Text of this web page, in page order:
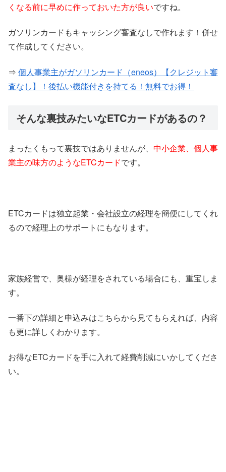
くなる前に早めに作っておいた方が良いですね。
ガソリンカードもキャッシング審査なしで作れます！併せ
て作成してください。
⇒ 個人事業主がガソリンカード（eneos）【クレジット審
査なし】！後払い機能付きを持てる！無料でお得！
そんな裏技みたいなETCカードがあるの？
まったくもって裏技ではありませんが、 中小企業、個人事
業主の味方のようなETCカードです。
ETCカードは独立起業・会社設立の経理を簡便にしてくれ
るので経理上のサポートにもなります。
家族経営で、奥様が経理をされている場合にも、重宝しま
す。
一番下の詳細と申込みはこちらから見てもらえれば、内容
も更に詳しくわかります。
お得なETCカードを手に入れて経費削減にいかしてくださ
い。